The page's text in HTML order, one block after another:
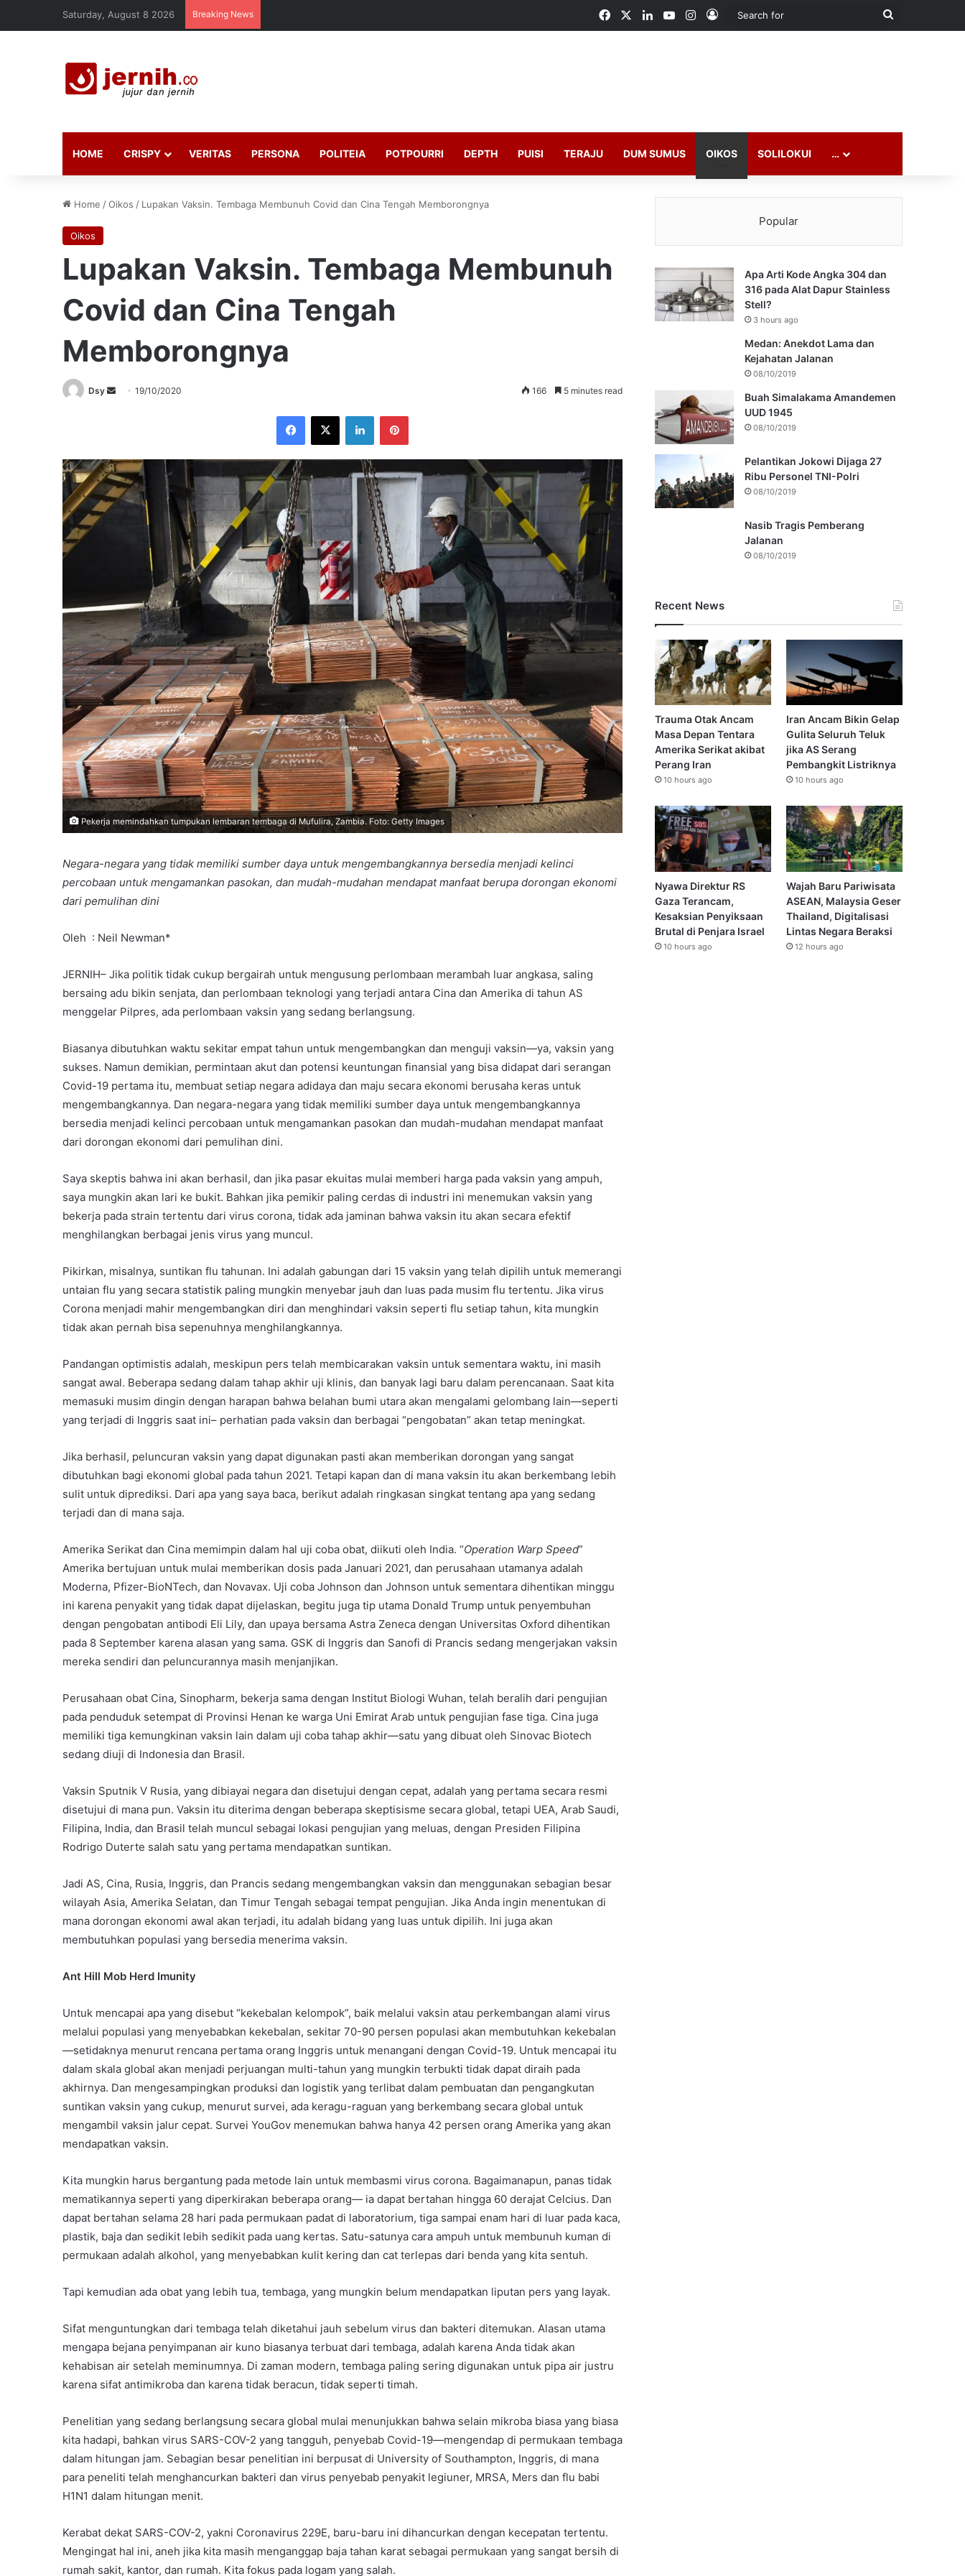
Saturday, August 8 2026 Breaking News FacebookLinkedInYouTubeInstagram
Log In
Search
HOME CRISPY VERITAS PERSONA POLITEIA POTPOURRI DEPTH PUISI TERAJU DUM SUMUS OIKOS SOLILOKUI …
Home /Oikos / Lupakan Vaksin. Tembaga Membunuh Covid dan Cina Tengah Memborongnya
Oikos
Lupakan Vaksin. Tembaga Membunuh
Covid dan Cina Tengah
Memborongnya
Dsy
Send19/10/2020 166 5 minutes read
Facebook
X LinkedInPinterest
Pekerja memindahkan tumpukan lembaran tembaga di Mufulira, Zambia. Foto: Getty Images
Negara-negara yang tidak memiliki sumber daya untuk mengembangkannya bersedia menjadi kelinci
percobaan untuk mengamankan pasokan, dan mudah-mudahan mendapat manfaat berupa dorongan ekonomi
dari pemulihan dini
Oleh : Neil Newman*
JERNIH– Jika politik tidak cukup bergairah untuk mengusung perlombaan merambah luar angkasa, saling
bersaing adu bikin senjata, dan perlombaan teknologi yang terjadi antara Cina dan Amerika di tahun AS
menggelar Pilpres, ada perlombaan vaksin yang sedang berlangsung.
Biasanya dibutuhkan waktu sekitar empat tahun untuk mengembangkan dan menguji vaksin—ya, vaksin yang
sukses. Namun demikian, permintaan akut dan potensi keuntungan finansial yang bisa didapat dari serangan
Covid-19 pertama itu, membuat setiap negara adidaya dan maju secara ekonomi berusaha keras untuk
mengembangkannya. Dan negara-negara yang tidak memiliki sumber daya untuk mengembangkannya
bersedia menjadi kelinci percobaan untuk mengamankan pasokan dan mudah-mudahan mendapat manfaat
dari dorongan ekonomi dari pemulihan dini.
Saya skeptis bahwa ini akan berhasil, dan jika pasar ekuitas mulai memberi harga pada vaksin yang ampuh,
saya mungkin akan lari ke bukit. Bahkan jika pemikir paling cerdas di industri ini menemukan vaksin yang
bekerja pada strain tertentu dari virus corona, tidak ada jaminan bahwa vaksin itu akan secara efektif
menghilangkan berbagai jenis virus yang muncul.
Pikirkan, misalnya, suntikan flu tahunan. Ini adalah gabungan dari 15 vaksin yang telah dipilih untuk memerangi
untaian flu yang secara statistik paling mungkin menyebar jauh dan luas pada musim flu tertentu. Jika virus
Corona menjadi mahir mengembangkan diri dan menghindari vaksin seperti flu setiap tahun, kita mungkin
tidak akan pernah bisa sepenuhnya menghilangkannya.
Pandangan optimistis adalah, meskipun pers telah membicarakan vaksin untuk sementara waktu, ini masih
sangat awal. Beberapa sedang dalam tahap akhir uji klinis, dan banyak lagi baru dalam perencanaan. Saat kita
memasuki musim dingin dengan harapan bahwa belahan bumi utara akan mengalami gelombang lain—seperti
yang terjadi di Inggris saat ini– perhatian pada vaksin dan berbagai “pengobatan” akan tetap meningkat.
Jika berhasil, peluncuran vaksin yang dapat digunakan pasti akan memberikan dorongan yang sangat
dibutuhkan bagi ekonomi global pada tahun 2021. Tetapi kapan dan di mana vaksin itu akan berkembang lebih
sulit untuk diprediksi. Dari apa yang saya baca, berikut adalah ringkasan singkat tentang apa yang sedang
terjadi dan di mana saja.
Amerika Serikat dan Cina memimpin dalam hal uji coba obat, diikuti oleh India. “Operation Warp Speed”
Amerika bertujuan untuk mulai memberikan dosis pada Januari 2021, dan perusahaan utamanya adalah
Moderna, Pfizer-BioNTech, dan Novavax. Uji coba Johnson dan Johnson untuk sementara dihentikan minggu
ini karena penyakit yang tidak dapat dijelaskan, begitu juga tip utama Donald Trump untuk penyembuhan
dengan pengobatan antibodi Eli Lily, dan upaya bersama Astra Zeneca dengan Universitas Oxford dihentikan
pada 8 September karena alasan yang sama. GSK di Inggris dan Sanofi di Prancis sedang mengerjakan vaksin
mereka sendiri dan peluncurannya masih menjanjikan.
Perusahaan obat Cina, Sinopharm, bekerja sama dengan Institut Biologi Wuhan, telah beralih dari pengujian
pada penduduk setempat di Provinsi Henan ke warga Uni Emirat Arab untuk pengujian fase tiga. Cina juga
memiliki tiga kemungkinan vaksin lain dalam uji coba tahap akhir—satu yang dibuat oleh Sinovac Biotech
sedang diuji di Indonesia dan Brasil.
Vaksin Sputnik V Rusia, yang dibiayai negara dan disetujui dengan cepat, adalah yang pertama secara resmi
disetujui di mana pun. Vaksin itu diterima dengan beberapa skeptisisme secara global, tetapi UEA, Arab Saudi,
Filipina, India, dan Brasil telah muncul sebagai lokasi pengujian yang meluas, dengan Presiden Filipina
Rodrigo Duterte salah satu yang pertama mendapatkan suntikan.
Jadi AS, Cina, Rusia, Inggris, dan Prancis sedang mengembangkan vaksin dan menggunakan sebagian besar
wilayah Asia, Amerika Selatan, dan Timur Tengah sebagai tempat pengujian. Jika Anda ingin menentukan di
mana dorongan ekonomi awal akan terjadi, itu adalah bidang yang luas untuk dipilih. Ini juga akan
membutuhkan populasi yang bersedia menerima vaksin.
Ant Hill Mob Herd Imunity
Untuk mencapai apa yang disebut “kekebalan kelompok”, baik melalui vaksin atau perkembangan alami virus
melalui populasi yang menyebabkan kekebalan, sekitar 70-90 persen populasi akan membutuhkan kekebalan
—setidaknya menurut rencana pertama orang Inggris untuk menangani dengan Covid-19. Untuk mencapai itu
dalam skala global akan menjadi perjuangan multi-tahun yang mungkin terbukti tidak dapat diraih pada
akhirnya. Dan mengesampingkan produksi dan logistik yang terlibat dalam pembuatan dan pengangkutan
suntikan vaksin yang cukup, menurut survei, ada keragu-raguan yang berkembang secara global untuk
mengambil vaksin jalur cepat. Survei YouGov menemukan bahwa hanya 42 persen orang Amerika yang akan
mendapatkan vaksin.
Kita mungkin harus bergantung pada metode lain untuk membasmi virus corona. Bagaimanapun, panas tidak
mematikannya seperti yang diperkirakan beberapa orang— ia dapat bertahan hingga 60 derajat Celcius. Dan
dapat bertahan selama 28 hari pada permukaan padat di laboratorium, tiga sampai enam hari di luar pada kaca,
plastik, baja dan sedikit lebih sedikit pada uang kertas. Satu-satunya cara ampuh untuk membunuh kuman di
permukaan adalah alkohol, yang menyebabkan kulit kering dan cat terlepas dari benda yang kita sentuh.
Tapi kemudian ada obat yang lebih tua, tembaga, yang mungkin belum mendapatkan liputan pers yang layak.
Sifat menguntungkan dari tembaga telah diketahui jauh sebelum virus dan bakteri ditemukan. Alasan utama
mengapa bejana penyimpanan air kuno biasanya terbuat dari tembaga, adalah karena Anda tidak akan
kehabisan air setelah meminumnya. Di zaman modern, tembaga paling sering digunakan untuk pipa air justru
karena sifat antimikroba dan karena tidak beracun, tidak seperti timah.
Penelitian yang sedang berlangsung secara global mulai menunjukkan bahwa selain mikroba biasa yang biasa
kita hadapi, bahkan virus SARS-COV-2 yang tangguh, penyebab Covid-19—mengendap di permukaan tembaga
dalam hitungan jam. Sebagian besar penelitian ini berpusat di University of Southampton, Inggris, di mana
para peneliti telah menghancurkan bakteri dan virus penyebab penyakit legiuner, MRSA, Mers dan flu babi
H1N1 dalam hitungan menit.
Kerabat dekat SARS-COV-2, yakni Coronavirus 229E, baru-baru ini dihancurkan dengan kecepatan tertentu.
Mengingat hal ini, aneh jika kita masih menganggap baja tahan karat sebagai permukaan yang sangat bersih di
rumah sakit, kantor, dan rumah. Kita fokus pada logam yang salah.
Popular
Apa Arti Kode Angka 304 dan
316 pada Alat Dapur Stainless
Stell?
3 hours ago
Medan: Anekdot Lama dan
Kejahatan Jalanan
08/10/2019
Buah Simalakama Amandemen
UUD 1945
08/10/2019
Pelantikan Jokowi Dijaga 27
Ribu Personel TNI-Polri
08/10/2019
Nasib Tragis Pemberang
Jalanan
08/10/2019
Recent News
Trauma Otak Ancam
Masa Depan Tentara
Amerika Serikat akibat
Perang Iran
10 hours ago
Iran Ancam Bikin Gelap
Gulita Seluruh Teluk
jika AS Serang
Pembangkit Listriknya
10 hours ago
Nyawa Direktur RS
Gaza Terancam,
Kesaksian Penyiksaan
Brutal di Penjara Israel
10 hours ago
Wajah Baru Pariwisata
ASEAN, Malaysia Geser
Thailand, Digitalisasi
Lintas Negara Beraksi
12 hours ago